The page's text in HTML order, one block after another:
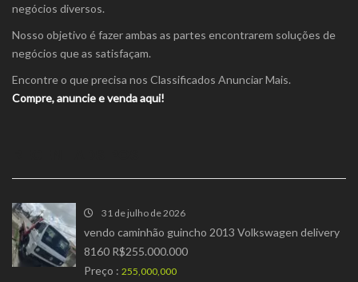
negócios diversos.
Nosso objetivo é fazer ambas as partes encontrarem soluções de
negócios que as satisfaçam.
Encontre o que precisa nos Classificados Anunciar Mais.
Compre, anuncie e venda aqui!
31 de julho de 2026
vendo caminhão guincho 2013 Volkswagen delivery
8160 R$255.000.000
Preço : 255,000,000